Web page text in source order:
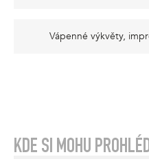
Vápenné výkvěty,
KDE SI MOHU